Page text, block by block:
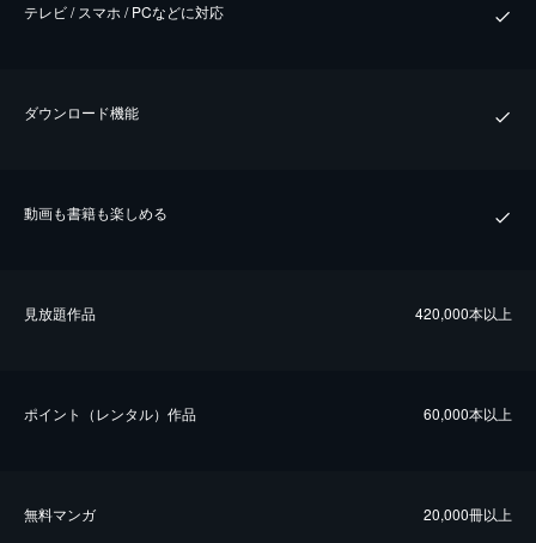
テレビ / スマホ / PCなどに対応
ダウンロード機能
動画も書籍も楽しめる
⾒放題作品 420,000本以上
ポイント（レンタル）作品 60,000本以上
無料マンガ 20,000冊以上